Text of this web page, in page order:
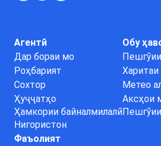
Агентӣ
Дар бораи мо
Роҳбарият
Сохтор
Ҳуҷҷатҳо
Ҳамкории байналмилалӣ
Нигористон
Обу
Харитаи
Метео
Аксҳои
Фаъолият